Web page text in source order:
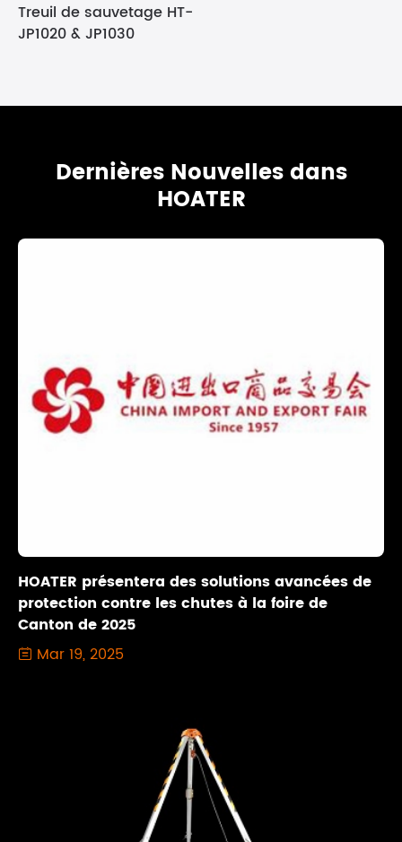
Treuil de sauvetage HT-
JP1020 & JP1030
Dernières Nouvelles dans
HOATER
HOATER présentera des solutions avancées de
protection contre les chutes à la foire de
Canton de 2025
 Mar 19, 2025